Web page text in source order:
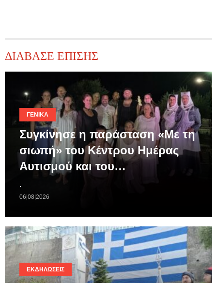
ΔΙΑΒΑΣΕ ΕΠΙΣΗΣ
ΓΕΝΙΚΆ
Συγκίνησε η παράσταση «Με τη
σιωπή» του Κέντρου Ημέρας
Αυτισμού και του…
.
06|08|2026
ΕΚΔΗΛΏΣΕΙΣ